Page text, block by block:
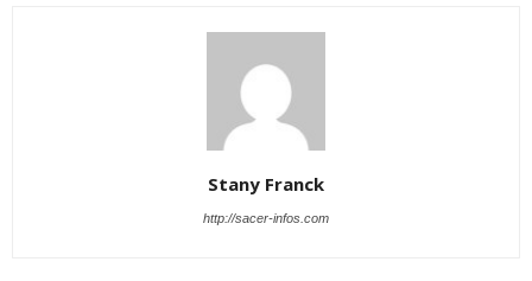
Stany Franck
http://sacer-infos.com